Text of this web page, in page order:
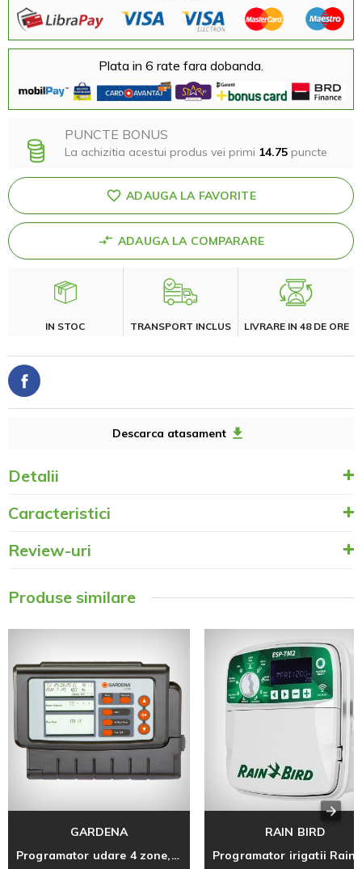
Plata in 6 rate fara dobanda.
PUNCTE BONUS
La achizitia acestui produs vei primi 14.75 puncte
ADAUGA LA FAVORITE
ADAUGA LA COMPARARE
IN STOC TRANSPORT INCLUS LIVRARE IN 48 DE ORE
Descarca atasament
Detalii
Caracteristici
Review-uri
Produse similare
GARDENA
Programator udare 4 zone, CLASIC 4030, 24V, montaj interior
RAIN BIRD